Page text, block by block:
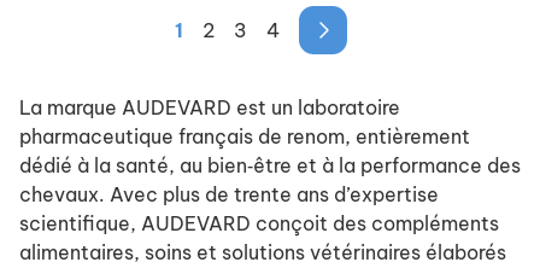
1 2 3 4
La marque AUDEVARD est un laboratoire
pharmaceutique français de renom, entièrement
dédié à la santé, au bien‑être et à la performance des
chevaux. Avec plus de trente ans d’expertise
scientifique, AUDEVARD conçoit des compléments
alimentaires, soins et solutions vétérinaires élaborés